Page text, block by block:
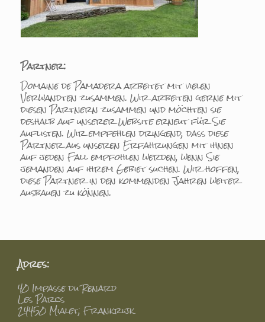
Partner:
Domaine de Pamadera arbeitet mit vielen
Verwandten zusammen. Wir arbeiten gerne mit
diesen Partnern zusammen und möchten sie
deshalb auf unserer Website erneut für Sie
auflisten. Wir empfehlen dringend, dass diese
Partner aus unseren Erfahrungen mit ihnen
auf jeden Fall empfohlen werden, wenn Sie
jemanden auf ihrem Gebiet suchen. Wir hoffen,
diese Partner in den kommenden Jahren weiter
ausbauen zu können.
Adres:
40 Impasse du Renard
Les Parcs
24450 Mialet, Frankrijk